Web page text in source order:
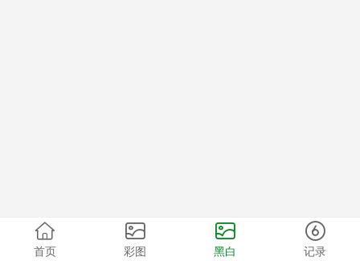
首页 彩图 黑白 记录